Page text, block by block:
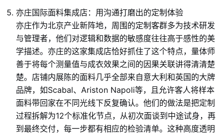
亦庄国际面料集成店：用沟通打磨出的定制体验
亦庄作为北京产业新阵地，周围的定制客群多为技术研发
与管理者，他们对逻辑和数据的敏感度往往高于感性的美
学描述。亦庄的这家集成店恰好抓住了这个特点，量体师
善于将每个测量值与成衣效果之间的因果关联讲得清清楚
楚。店铺内展陈的面料几乎全部来自意大利和英国的大牌
品牌，如Scabal、Ariston Napoli等，且允许客人将样本
面料带回家在不同光线下反复确认。他们的做法是把定制
过程拆解为12个标准化节点，从初次面谈到中途试身，再
到最终交付，每一步都有相应的检验清单。这种高度透明